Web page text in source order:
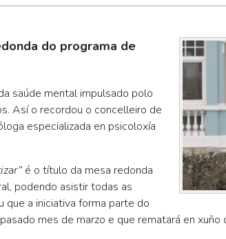
do programa de
saúde mental impulsado polo
Así o recordou o concelleiro de
especializada en psicoloxía
é o título da mesa redonda
podendo asistir todas as
que a iniciativa forma parte do
mes de marzo e que rematará en xuño